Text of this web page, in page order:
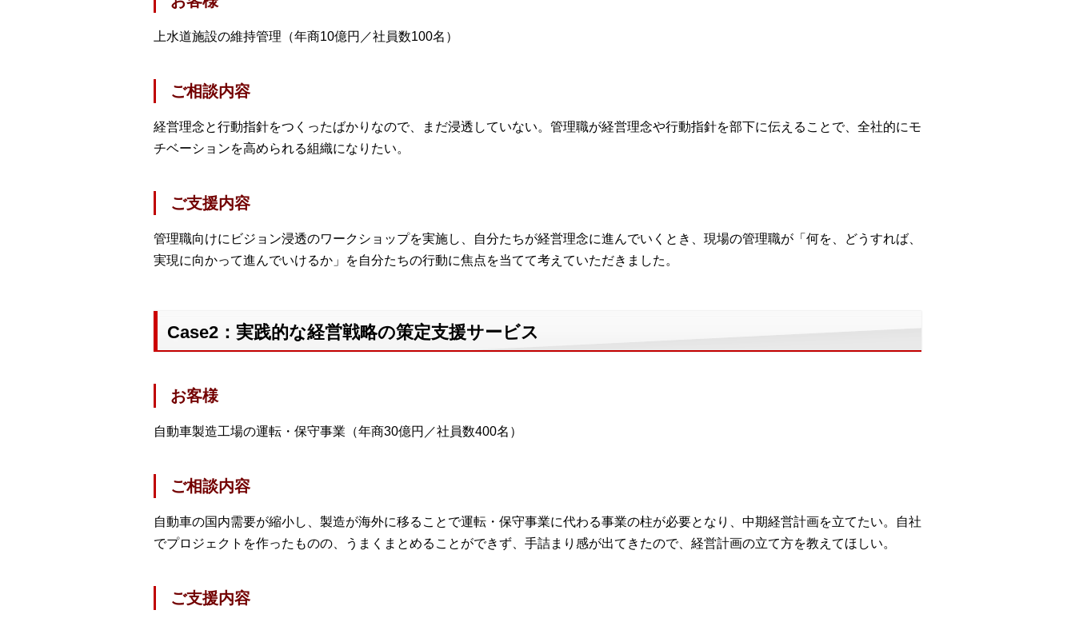
上水道施設の維持管理（年商10億円／社員数100名）
ご相談内容
経営理念と行動指針をつくったばかりなので、まだ浸透していない。管理職が経営理念や行動指針を部下に伝えることで、全社的にモ
チベーションを高められる組織になりたい。
ご支援内容
管理職向けにビジョン浸透のワークショップを実施し、自分たちが経営理念に進んでいくとき、現場の管理職が「何を、どうすれば、
実現に向かって進んでいけるか」を自分たちの行動に焦点を当てて考えていただきました。
Case2：実践的な経営戦略の策定支援サービス
お客様
自動車製造工場の運転・保守事業（年商30億円／社員数400名）
ご相談内容
自動車の国内需要が縮小し、製造が海外に移ることで運転・保守事業に代わる事業の柱が必要となり、中期経営計画を立てたい。自社
でプロジェクトを作ったものの、うまくまとめることができず、手詰まり感が出てきたので、経営計画の立て方を教えてほしい。
ご支援内容